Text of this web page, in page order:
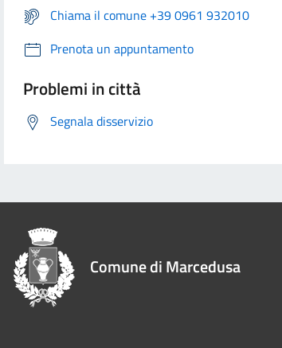
Chiama il comune +39 0961 932010
Prenota un appuntamento
Problemi in città
Segnala disservizio
Comune di Marcedusa